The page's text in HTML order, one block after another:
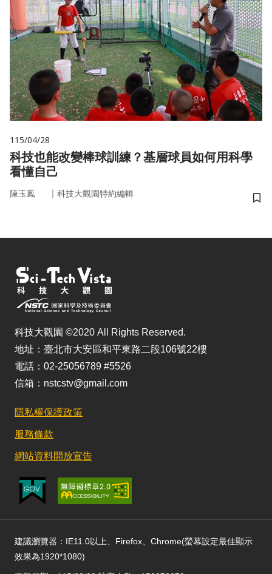
115/04/28
科技也能改變棒球訓練？基層球員如何用科學
看懂自己
陳玉鳳 ｜ 科技大觀園特約編輯
儲
科技大觀園 ©2020 All Rights Reserved.
地址：臺北市大安區和平東路二段106號22樓
電話：02-25056789 #5526
信箱：nstcstv@gmail.com
隱私權保護政策
服務條款
網站資料開放宣告
建議瀏覽器：IE11.0以上、Firefox、Chrome(螢幕設定最佳顯示
效果為1920*1080)